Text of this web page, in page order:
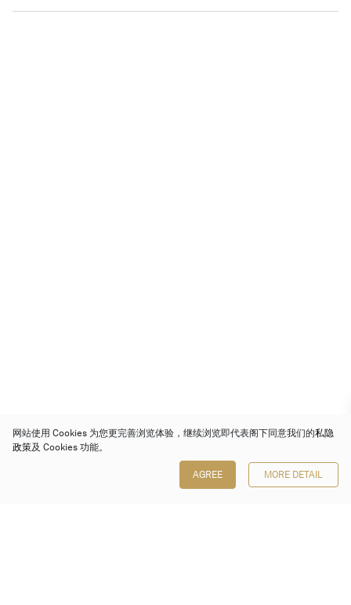
网站使用 Cookies 为您更完善浏览体验，继续浏览即代表阁下同意我们的私隐
政策及 Cookies 功能。
AGREE MORE DETAIL